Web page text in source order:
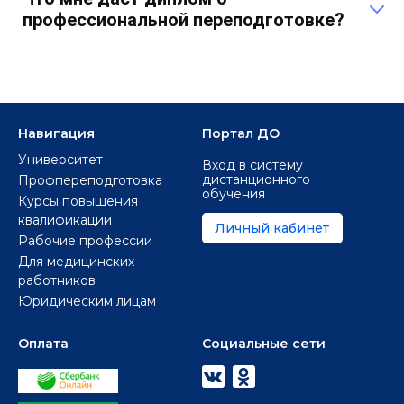
Сертификат об обучении (если таковой Вам
необходим)
профессиональной переподготовке?
переподготовке с присвоением квалификации,
соответствующему направлению.
Навигация
Университет
Профпереподготовка
Курсы повышения
квалификации
Рабочие профессии
Для медицинских
работников
Юридическим лицам
Портал ДО
Вход в систему
дистанционного
обучения
Личный кабинет
Оплата Социальные сети